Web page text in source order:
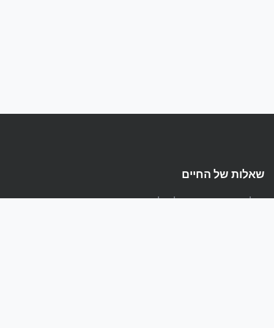
שאלות של החיים
הפלטפורמה המקצועית לשאלות ותשובות בעברית